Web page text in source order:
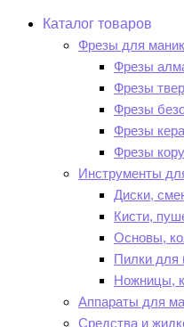
Каталог товаров
Фрезы для
Фрезы
Фрезы
Фрезы
Фрезы
Фрезы
Инструменты
Диски,
Кисти,
Основы,
Пилки для
Ножницы,
Аппараты для
Средства и